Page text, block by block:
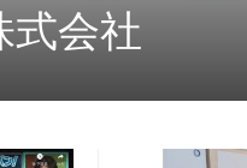
式会社